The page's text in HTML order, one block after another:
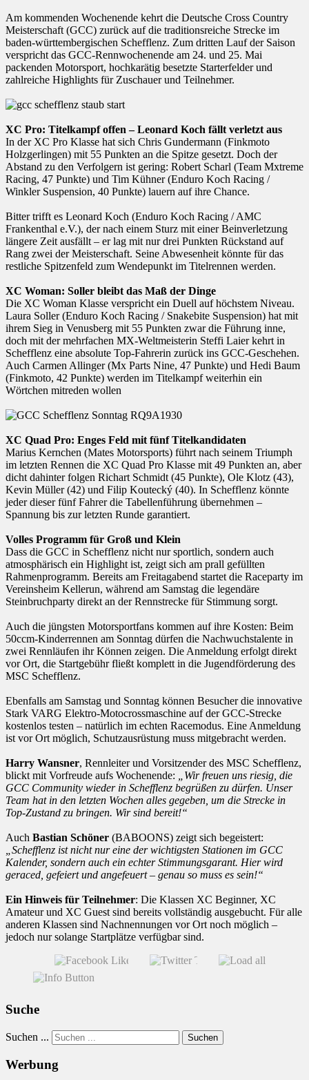
Am kommenden Wochenende kehrt die Deutsche Cross Country
Meisterschaft (GCC) zurück auf die traditionsreiche Strecke im
baden-württembergischen Schefflenz. Zum dritten Lauf der Saison
verspricht das GCC-Rennwochenende am 24. und 25. Mai
packenden Motorsport, hochkarätig besetzte Starterfelder und
zahlreiche Highlights für Zuschauer und Teilnehmer.
XC Pro: Titelkampf offen – Leonard Koch fällt verletzt aus
In der XC Pro Klasse hat sich Chris Gundermann (Finkmoto
Holzgerlingen) mit 55 Punkten an die Spitze gesetzt. Doch der
Abstand zu den Verfolgern ist gering: Robert Scharl (Team Mxtreme
Racing, 47 Punkte) und Tim Kühner (Enduro Koch Racing /
Winkler Suspension, 40 Punkte) lauern auf ihre Chance.
Bitter trifft es Leonard Koch (Enduro Koch Racing / AMC
Frankenthal e.V.), der nach einem Sturz mit einer Beinverletzung
längere Zeit ausfällt – er lag mit nur drei Punkten Rückstand auf
Rang zwei der Meisterschaft. Seine Abwesenheit könnte für das
restliche Spitzenfeld zum Wendepunkt im Titelrennen werden.
XC Woman: Soller bleibt das Maß der Dinge
Die XC Woman Klasse verspricht ein Duell auf höchstem Niveau.
Laura Soller (Enduro Koch Racing / Snakebite Suspension) hat mit
ihrem Sieg in Venusberg mit 55 Punkten zwar die Führung inne,
doch mit der mehrfachen MX-Weltmeisterin Steffi Laier kehrt in
Schefflenz eine absolute Top-Fahrerin zurück ins GCC-Geschehen.
Auch Carmen Allinger (Mx Parts Nine, 47 Punkte) und Hedi Baum
(Finkmoto, 42 Punkte) werden im Titelkampf weiterhin ein
Wörtchen mitreden wollen
XC Quad Pro: Enges Feld mit fünf Titelkandidaten
Marius Kernchen (Mates Motorsports) führt nach seinem Triumph
im letzten Rennen die XC Quad Pro Klasse mit 49 Punkten an, aber
dicht dahinter folgen Richart Schmidt (45 Punkte), Ole Klotz (43),
Kevin Müller (42) und Filip Koutecký (40). In Schefflenz könnte
jeder dieser fünf Fahrer die Tabellenführung übernehmen –
Spannung bis zur letzten Runde garantiert.
Volles Programm für Groß und Klein
Dass die GCC in Schefflenz nicht nur sportlich, sondern auch
atmosphärisch ein Highlight ist, zeigt sich am prall gefüllten
Rahmenprogramm. Bereits am Freitagabend startet die Raceparty im
Vereinsheim Kellerun, während am Samstag die legendäre
Steinbruchparty direkt an der Rennstrecke für Stimmung sorgt.
Auch die jüngsten Motorsportfans kommen auf ihre Kosten: Beim
50ccm-Kinderrennen am Sonntag dürfen die Nachwuchstalente in
zwei Rennläufen ihr Können zeigen. Die Anmeldung erfolgt direkt
vor Ort, die Startgebühr fließt komplett in die Jugendförderung des
MSC Schefflenz.
Ebenfalls am Samstag und Sonntag können Besucher die innovative
Stark VARG Elektro-Motocrossmaschine auf der GCC-Strecke
kostenlos testen – natürlich im echten Racemodus. Eine Anmeldung
ist vor Ort möglich, Schutzausrüstung muss mitgebracht werden.
Harry Wansner, Rennleiter und Vorsitzender des MSC Schefflenz,
blickt mit Vorfreude aufs Wochenende:
„Wir freuen uns riesig, die
GCC Community wieder in Schefflenz begrüßen zu dürfen. Unser
Team hat in den letzten Wochen alles gegeben, um die Strecke in
Top-Zustand zu bringen. Wir sind bereit!“
Auch Bastian Schöner (BABOONS) zeigt sich begeistert:
„Schefflenz ist nicht nur eine der wichtigsten Stationen im GCC
Kalender, sondern auch ein echter Stimmungsgarant. Hier wird
geraced, gefeiert und angefeuert – genau so muss es sein!“
Ein Hinweis für Teilnehmer: Die Klassen XC Beginner, XC
Amateur und XC Guest sind bereits vollständig ausgebucht. Für alle
anderen Klassen sind Nachnennungen vor Ort noch möglich –
jedoch nur solange Startplätze verfügbar sind.
Suche
Suchen ... Suchen
Werbung